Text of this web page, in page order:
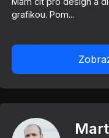
grafikou. Pom...